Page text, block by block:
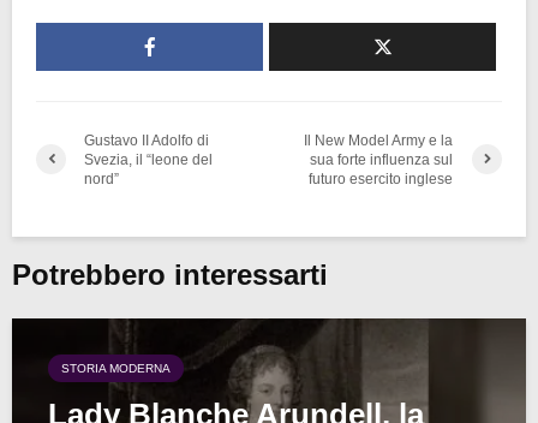
Gustavo II Adolfo di
Svezia, il “leone del
nord”
Il New Model Army e la
sua forte influenza sul
futuro esercito inglese
Potrebbero interessarti
STORIA MODERNA
Lady Blanche Arundell, la